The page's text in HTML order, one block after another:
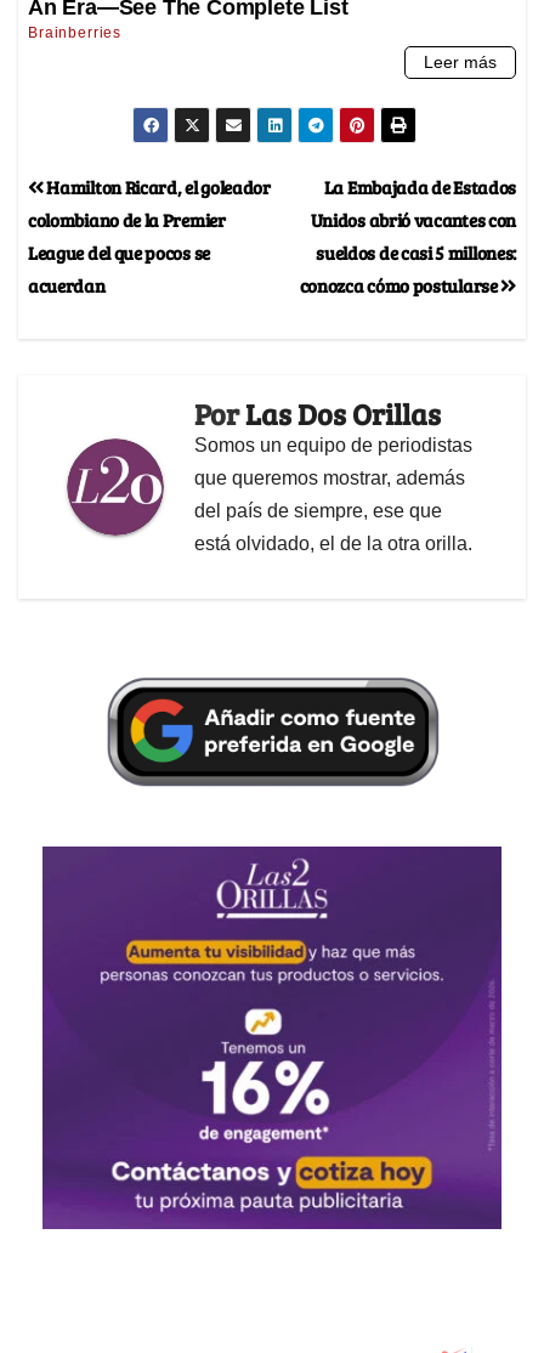
La Embajada de Estados
Unidos abrió vacantes con
sueldos de casi 5 millones:
conozca cómo postularse
Hamilton Ricard, el goleador
colombiano de la Premier
League del que pocos se
acuerdan
PorLas Dos Orillas
Somos un equipo de periodistas
que queremos mostrar, además
del país de siempre, ese que
está olvidado, el de la otra orilla.